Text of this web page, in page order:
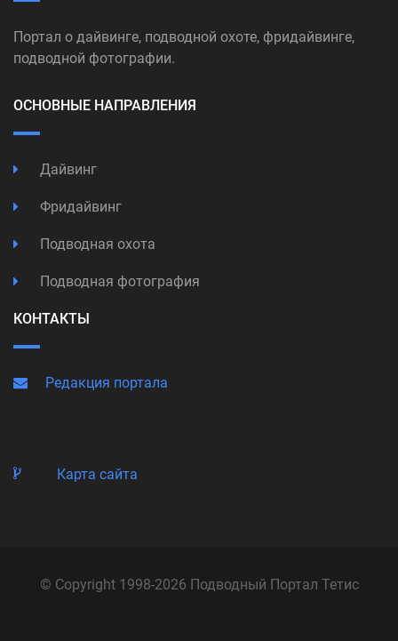
Портал о дайвинге, подводной охоте, фридайвинге,
подводной фотографии.
ОСНОВНЫЕ НАПРАВЛЕНИЯ
Дайвинг
Фридайвинг
Подводная охота
Подводная фотография
КОНТАКТЫ
Редакция портала
Карта сайта
© Copyright 1998-2026 Подводный Портал Тетис